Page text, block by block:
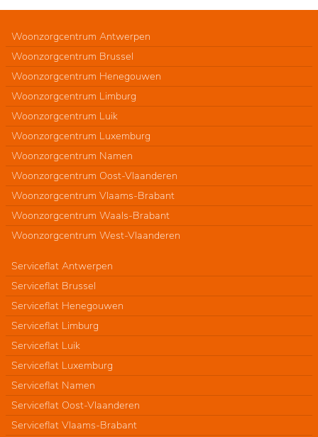
Woonzorgcentrum Antwerpen
Woonzorgcentrum Brussel
Woonzorgcentrum Henegouwen
Woonzorgcentrum Limburg
Woonzorgcentrum Luik
Woonzorgcentrum Luxemburg
Woonzorgcentrum Namen
Woonzorgcentrum Oost-Vlaanderen
Woonzorgcentrum Vlaams-Brabant
Woonzorgcentrum Waals-Brabant
Woonzorgcentrum West-Vlaanderen
Serviceflat Antwerpen
Serviceflat Brussel
Serviceflat Henegouwen
Serviceflat Limburg
Serviceflat Luik
Serviceflat Luxemburg
Serviceflat Namen
Serviceflat Oost-Vlaanderen
Serviceflat Vlaams-Brabant